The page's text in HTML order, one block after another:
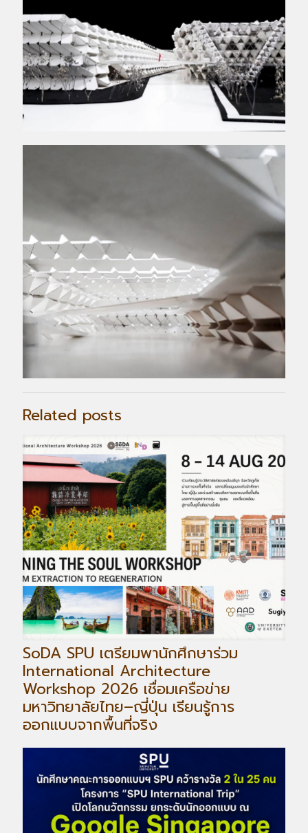
Related posts
SoDA SPU เตรียมพานักศึกษาร่วม
International Architecture
Workshop 2026 เชื่อมเครือข่าย
มหาวิทยาลัยไทย–ญี่ปุ่น เรียนรู้การ
ออกแบบจากพื้นที่จริง